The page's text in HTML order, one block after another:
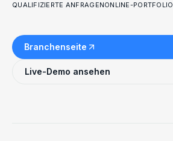
QUALIFIZIERTE ANFRAGENONLINE-PORTFOLIO
Branchenseite
Live-Demo ansehen